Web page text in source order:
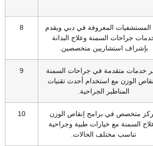
المعروفة في دبي ويقدم
جراحات السمنة وعلاج البدانة
بإشراف استشاريين متخصصين.
8
خدمات متقدمة في جراحات السمنة
الوزن مع استخدام أحدث تقنيات
المناظير الجراحية.
9
متخصص في برامج إنقاص الوزن
السمنة مع خيارات طبية وجراحية
تناسب مختلف الحالات.
10